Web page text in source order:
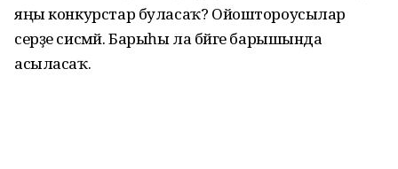
яңы конкурстар буласаҡ? Ойоштороусылар
серҙе сисмәй. Барыһы ла бәйге барышында
асыласаҡ.